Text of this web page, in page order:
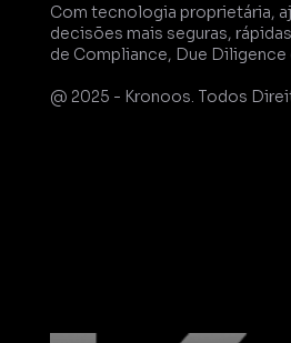
Com tecnologia proprietária,
decisões mais seguras,
de Compliance, Due Diligence
@ 2025 - Kronoos. Todos